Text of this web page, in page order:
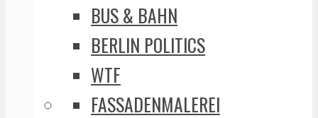
BUS & BAHN
BERLIN POLITICS
WTF
FASSADENMALEREI